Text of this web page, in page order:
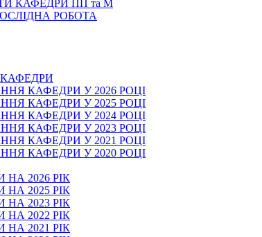
КАФЕДРИ ПП та М
РОБОТА
КАФЕДРИ У 2026 РОЦІ
КАФЕДРИ У 2025 РОЦІ
КАФЕДРИ У 2024 РОЦІ
КАФЕДРИ У 2023 РОЦІ
КАФЕДРИ У 2021 РОЦІ
КАФЕДРИ У 2020 РОЦІ
НА 2026 РІК
НА 2025 РІК
НА 2023 РІК
НА 2022 РІК
НА 2021 РІК